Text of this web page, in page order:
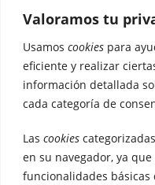
Valoramos tu
Usamos cookies para
eficiente y realizar
información detallada
cada categoría de
Las cookies
en su navegador, ya
funcionalidades básicas
Clientes